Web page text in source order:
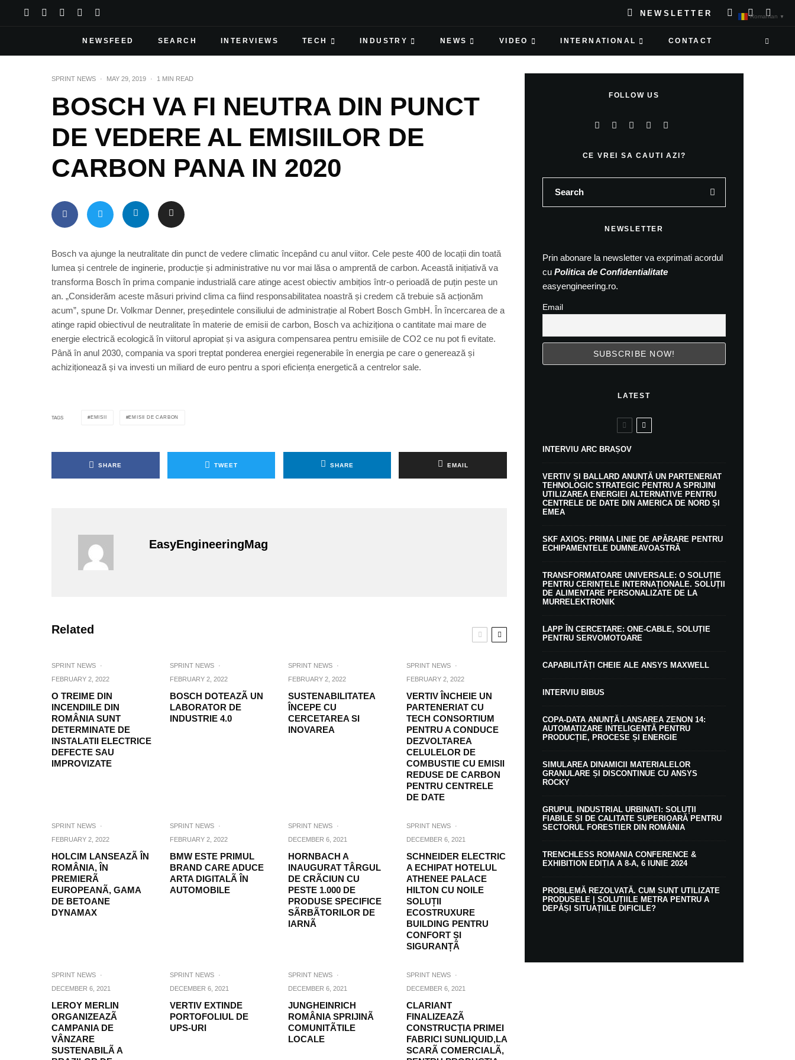
NEWSLETTER
NEWSFEED SEARCH INTERVIEWS TECH INDUSTRY NEWS VIDEO INTERNATIONAL CONTACT
SPRINT NEWS · MAY 29, 2019 · 1 MIN READ
BOSCH VA FI NEUTRA DIN PUNCT
DE VEDERE AL EMISIILOR DE
CARBON PANA IN 2020
Bosch va ajunge la neutralitate din punct de vedere climatic începând cu anul viitor. Cele peste 400 de locații din toată
lumea și centrele de inginerie, producție și administrative nu vor mai lăsa o amprentă de carbon. Această inițiativă va
transforma Bosch în prima companie industrială care atinge acest obiectiv ambițios într-o perioadă de puțin peste un
an. „Considerăm aceste măsuri privind clima ca fiind responsabilitatea noastră și credem că trebuie să acționăm
acum”, spune Dr. Volkmar Denner, președintele consiliului de administrație al Robert Bosch GmbH. În încercarea de a
atinge rapid obiectivul de neutralitate în materie de emisii de carbon, Bosch va achiziționa o cantitate mai mare de
energie electrică ecologică în viitorul apropiat și va asigura compensarea pentru emisiile de CO2 ce nu pot fi evitate.
Până în anul 2030, compania va spori treptat ponderea energiei regenerabile în energia pe care o generează și
achiziționează și va investi un miliard de euro pentru a spori eficiența energetică a centrelor sale.
TAGS EMISII EMISII DE CARBON
SHARE TWEET SHARE EMAIL
EasyEngineeringMag
Related
SPRINT NEWS
·
FEBRUARY 2, 2022
O TREIME DIN
INCENDIILE DIN
ROMÂNIA SUNT
DETERMINATE DE
INSTALATII ELECTRICE
DEFECTE SAU
IMPROVIZATE
SPRINT NEWS
·
FEBRUARY 2, 2022
BOSCH DOTEAZÃ UN
LABORATOR DE
INDUSTRIE 4.0
SPRINT NEWS
·
FEBRUARY 2, 2022
SUSTENABILITATEA
ÎNCEPE CU
CERCETAREA SI
INOVAREA
SPRINT NEWS
·
FEBRUARY 2, 2022
VERTIV ÎNCHEIE UN
PARTENERIAT CU
TECH CONSORTIUM
PENTRU A CONDUCE
DEZVOLTAREA
CELULELOR DE
COMBUSTIE CU EMISII
REDUSE DE CARBON
PENTRU CENTRELE
DE DATE
SPRINT NEWS
·
FEBRUARY 2, 2022
HOLCIM LANSEAZÃ ÎN
ROMÂNIA, ÎN
PREMIERÃ
EUROPEANÃ, GAMA
DE BETOANE
DYNAMAX
SPRINT NEWS
·
FEBRUARY 2, 2022
BMW ESTE PRIMUL
BRAND CARE ADUCE
ARTA DIGITALÃ ÎN
AUTOMOBILE
SPRINT NEWS
·
DECEMBER 6, 2021
HORNBACH A
INAUGURAT TÂRGUL
DE CRÃCIUN CU
PESTE 1.000 DE
PRODUSE SPECIFICE
SÃRBÃTORILOR DE
IARNÃ
SPRINT NEWS
·
DECEMBER 6, 2021
SCHNEIDER ELECTRIC
A ECHIPAT HOTELUL
ATHENEE PALACE
HILTON CU NOILE
SOLUȚII
ECOSTRUXURE
BUILDING PENTRU
CONFORT ȘI
SIGURANȚÃ
SPRINT NEWS
·
DECEMBER 6, 2021
LEROY MERLIN
ORGANIZEAZÃ
CAMPANIA DE
VÂNZARE
SUSTENABILÃ A
SPRINT NEWS
·
DECEMBER 6, 2021
VERTIV EXTINDE
PORTOFOLIUL DE
UPS-URI
SPRINT NEWS
·
DECEMBER 6, 2021
JUNGHEINRICH
ROMÂNIA SPRIJINÃ
COMUNITÃTILE
LOCALE
SPRINT NEWS
·
DECEMBER 6, 2021
CLARIANT
FINALIZEAZÃ
CONSTRUCȚIA PRIMEI
FABRICI SUNLIQUID,LA
SCARÃ COMERCIALÃ,
FOLLOW US
CE VREI SA CAUTI AZI?
NEWSLETTER
Prin abonare la newsletter va exprimati acordul
cu Politica de Confidentialitate
easyengineering.ro.
Email
LATEST
INTERVIU ARC BRAȘOV
VERTIV ȘI BALLARD ANUNȚĂ UN PARTENERIAT
TEHNOLOGIC STRATEGIC PENTRU A SPRIJINI
UTILIZAREA ENERGIEI ALTERNATIVE PENTRU
CENTRELE DE DATE DIN AMERICA DE NORD ȘI
EMEA
SKF AXIOS: PRIMA LINIE DE APĂRARE PENTRU
ECHIPAMENTELE DUMNEAVOASTRĂ
TRANSFORMATOARE UNIVERSALE: O SOLUȚIE
PENTRU CERINȚELE INTERNAȚIONALE. SOLUȚII
DE ALIMENTARE PERSONALIZATE DE LA
MURRELEKTRONIK
LAPP ÎN CERCETARE: ONE-CABLE, SOLUȚIE
PENTRU SERVOMOTOARE
CAPABILITĂȚI CHEIE ALE ANSYS MAXWELL
INTERVIU BIBUS
COPA-DATA ANUNȚĂ LANSAREA ZENON 14:
AUTOMATIZARE INTELIGENTĂ PENTRU
PRODUCȚIE, PROCESE ȘI ENERGIE
SIMULAREA DINAMICII MATERIALELOR
GRANULARE ȘI DISCONTINUE CU ANSYS
ROCKY
GRUPUL INDUSTRIAL URBINATI: SOLUȚII
FIABILE ȘI DE CALITATE SUPERIOARĂ PENTRU
SECTORUL FORESTIER DIN ROMÂNIA
TRENCHLESS ROMANIA CONFERENCE &
EXHIBITION EDIȚIA A 8-A, 6 IUNIE 2024
PROBLEMĂ REZOLVATĂ. CUM SUNT UTILIZATE
PRODUSELE | SOLUȚIILE METRA PENTRU A
DEPĂȘI SITUAȚIILE DIFICILE?
Romanian ▼